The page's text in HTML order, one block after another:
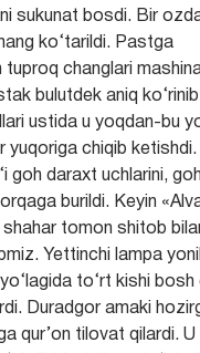
sukunat bosdi. Bir
ko‘tarildi. Pastga
changlari
bulutdek aniq
ustida u yoqdan-bu
yuqoriga chiqib ketishdi.
goh daraxt uchlarini,
burildi. Keyin
tomon shitob
Yettinchi lampa
to‘rt kishi bosh
Duradgor amaki
qur’on tilovat qilardi. U